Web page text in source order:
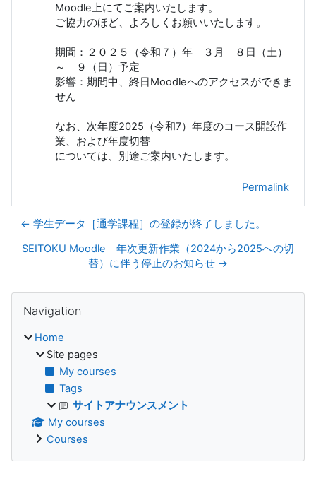
Moodle上にてご案内いたします。
ご協力のほど、よろしくお願いいたします。
期間：２０２５（令和７）年 ３月 ８日（土）
～ ９（日）予定
影響：期間中、終日Moodleへのアクセスができま
せん
なお、次年度2025（令和7）年度のコース開設作
業、および年度切替
については、別途ご案内いたします。
Permalink
← 学生データ［通学課程］の登録が終了しました。
SEITOKU Moodle 年次更新作業（2024から2025への切
替）に伴う停止のお知らせ →
Navigation
Home
Site pages
My courses
Tags
サイトアナウンスメント
My courses
Courses